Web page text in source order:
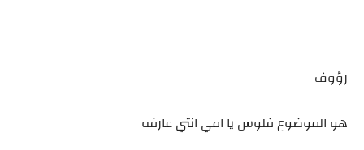
رؤوف
هو الموضوع فلوس يا امي انتي عارفه